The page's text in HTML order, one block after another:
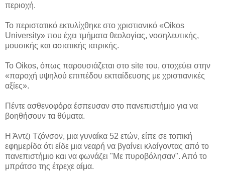
περιοχή.
Το περιστατικό εκτυλίχθηκε στο χριστιανικό «Oikos
University» που έχει τμήματα θεολογίας, νοσηλευτικής,
μουσικής και ασιατικής ιατρικής.
Το Oikos, όπως παρουσιάζεται στο site του, στοχεύει στην
«παροχή υψηλού επιπέδου εκπαίδευσης με χριστιανικές
αξίες».
Πέντε ασθενοφόρα έσπευσαν στο πανεπιστήμιο για να
βοηθήσουν τα θύματα.
Η Άντζι Τζόνσον, μια γυναίκα 52 ετών, είπε σε τοπική
εφημερίδα ότι είδε μια νεαρή να βγαίνει κλαίγοντας από το
πανεπιστήμιο και να φωνάζει "Με πυροβόλησαν". Από το
μπράτσο της έτρεχε αίμα.